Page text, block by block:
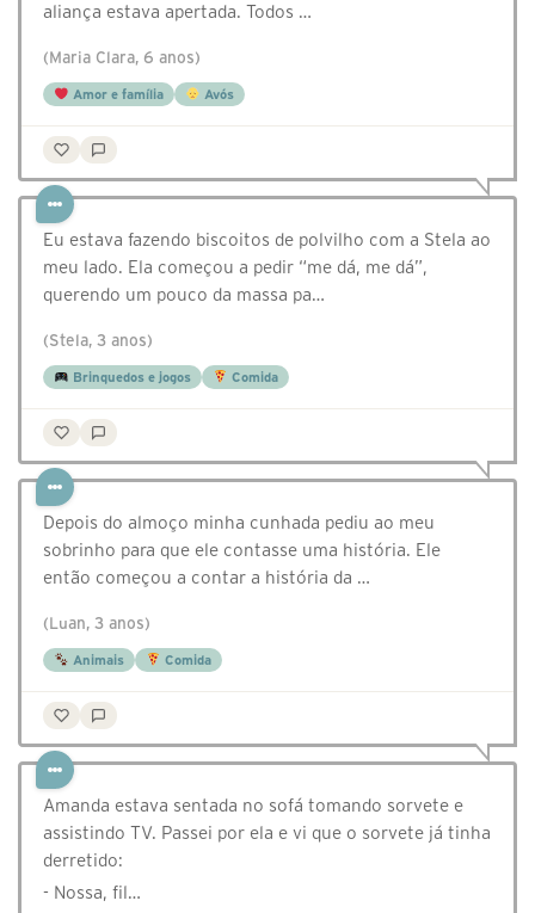
aliança estava apertada. Todos …
(Maria Clara, 6 anos)
Amor e família Avós
Eu estava fazendo biscoitos de polvilho com a Stela ao
meu lado. Ela começou a pedir “me dá, me dá”,
querendo um pouco da massa pa…
(Stela, 3 anos)
Brinquedos e jogos Comida
Depois do almoço minha cunhada pediu ao meu
sobrinho para que ele contasse uma história. Ele
então começou a contar a história da …
(Luan, 3 anos)
Animais Comida
Amanda estava sentada no sofá tomando sorvete e
assistindo TV. Passei por ela e vi que o sorvete já tinha
derretido:
- ⁠Nossa, fil…